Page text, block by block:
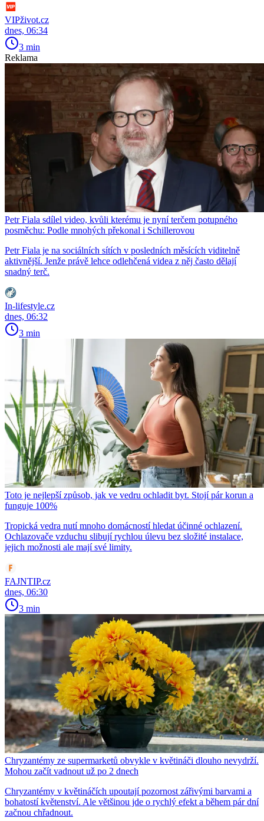
VIPživot.cz
dnes, 06:34
3 min
Reklama
Petr Fiala sdílel video, kvůli kterému je nyní terčem potupného
posměchu: Podle mnohých překonal i Schillerovou
Petr Fiala je na sociálních sítích v posledních měsících viditelně
aktivnější. Jenže právě lehce odlehčená videa z něj často dělají
snadný terč.
In-lifestyle.cz
dnes, 06:32
3 min
Toto je nejlepší způsob, jak ve vedru ochladit byt. Stojí pár korun a
funguje 100%
Tropická vedra nutí mnoho domácností hledat účinné ochlazení.
Ochlazovače vzduchu slibují rychlou úlevu bez složité instalace,
jejich možnosti ale mají své limity.
FAJNTIP.cz
dnes, 06:30
3 min
Chryzantémy ze supermarketů obvykle v květináči dlouho nevydrží.
Mohou začít vadnout už po 2 dnech
Chryzantémy v květináčích upoutají pozornost zářivými barvami a
bohatostí květenství. Ale většinou jde o rychlý efekt a během pár dní
začnou chřadnout.